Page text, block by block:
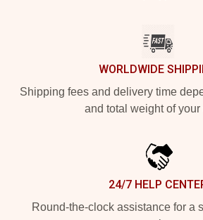
WORLDWIDE
Shipping fees and delivery time
and total weight of your
24/7 HELP
Round-the-clock assistance for a